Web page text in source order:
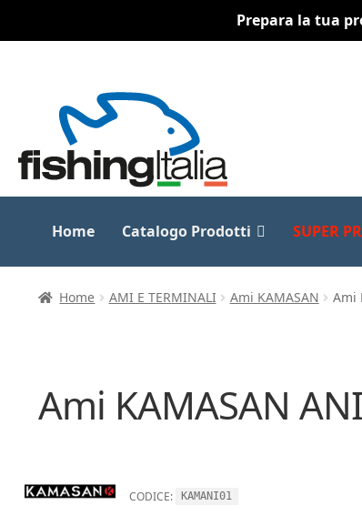
Prepara la tua
navigazione
contenuto
Home Catalogo Prodotti SUPER
Home AMI E TERMINALI Ami KAMASAN Ami
Ami KAMASAN
CODICE: KAMANI01